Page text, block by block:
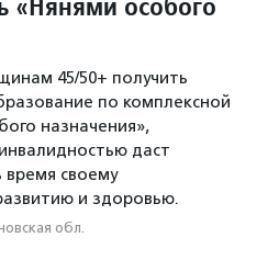
45/50+ получить
по комплексной
назначения»,
даст
время своему
и здоровью.
обл.